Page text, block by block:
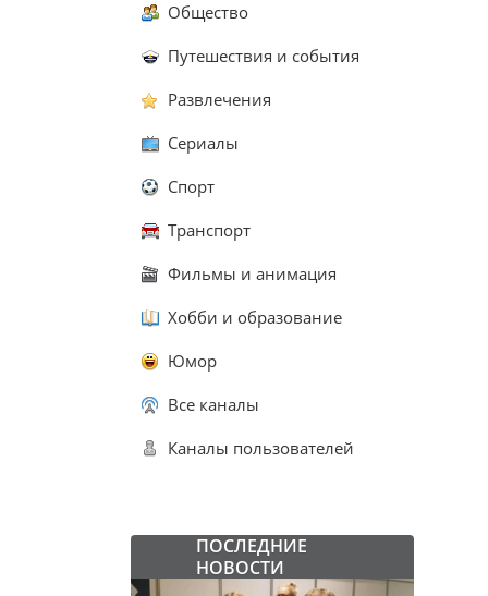
Общество
Путешествия и события
Развлечения
Сериалы
Спорт
Транспорт
Фильмы и анимация
Хобби и образование
Юмор
Все каналы
Каналы пользователей
ПОСЛЕДНИЕ
НОВОСТИ